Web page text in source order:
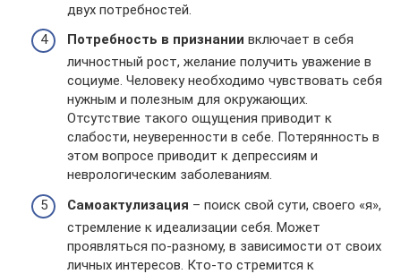
двух потребностей.
Потребность в признании включает в себя
личностный рост, желание получить уважение в
социуме. Человеку необходимо чувствовать себя
нужным и полезным для окружающих.
Отсутствие такого ощущения приводит к
слабости, неуверенности в себе. Потерянность в
этом вопросе приводит к депрессиям и
неврологическим заболеваниям.
Самоактулизация – поиск свой сути, своего «я»,
стремление к идеализации себя. Может
проявляться по-разному, в зависимости от своих
личных интересов. Кто-то стремится к